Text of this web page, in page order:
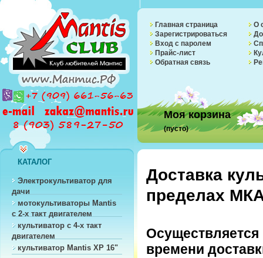
Главная страница
Зарегистрироваться
Вход с паролем
Прайс-лист
Обратная связь
О
Моя корзина
(пусто)
КАТАЛОГ
Электрокультиватор для
дачи
мотокультиваторы Mantis
с 2-х такт двигателем
культиватор с 4-х такт
двигателем
культиватор Mantis XP 16"
Доставка
пределах
Осуществляется
времени